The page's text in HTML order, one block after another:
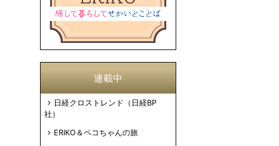
連載中
日経クロストレンド（日経BP
社）
ERIKO＆ペコちゃんの旅